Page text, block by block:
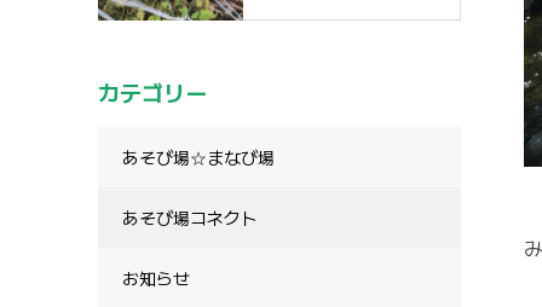
カテゴリー
あそび場☆まなび場
あそび場コネクト
お知らせ